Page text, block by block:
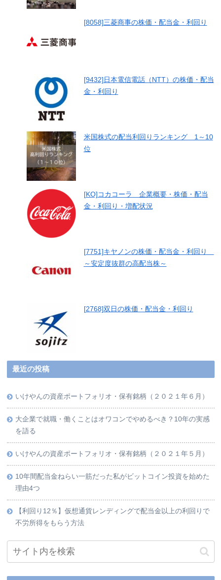
[8058]三菱商事の株価・配当金・利回り
[9432]日本電信電話（NTT）の株価・配当
金・利回り
米国株式の配当利回りランキング 1～10
位
[KO]コカコーラ 企業概要・株価・配当
金・利回り・増配状況
[7751]キヤノンの株価・配当金・利回り
～安定度抜群の高配当株～
[2768]双日の株価・配当金・利回り
最近の投稿
いけやんの資産ポートフォリオ・保有銘柄（２０２１年６月）
大企業で就職・働くことはオワコンでやめるべき？10年の実感
を語る
いけやんの資産ポートフォリオ・保有銘柄（２０２１年５月）
10年間配当金ねらい一筋だった私がビットコイン投資を始めた
理由4つ
【利回り12％】仮想通貨レンディングで配当金以上の利回りで
不労所得をもらう方法